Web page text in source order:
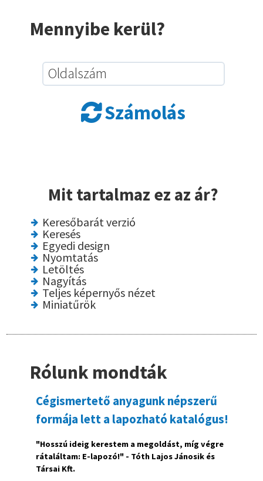
Mennyibe kerül?
Oldalszám
Számolás
Mit tartalmaz ez az ár?
Keresőbarát verzió
Keresés
Egyedi design
Nyomtatás
Letöltés
Nagyítás
Teljes képernyős nézet
Miniatűrök
Rólunk mondták
Cégismertető anyagunk népszerű
formája lett a lapozható katalógus!
"Hosszú ideig kerestem a megoldást, míg végre
rátaláltam: E-lapozó!" - Tóth Lajos Jánosik és
Társai Kft.